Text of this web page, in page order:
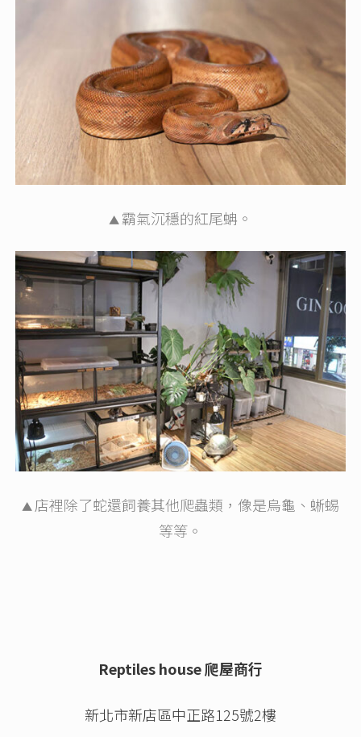
▲ 霸氣沉穩的紅尾蚺。
▲ 店裡除了蛇還飼養其他爬蟲類，像是烏龜、蜥蜴
等等。
Reptiles house 爬屋商行
新北市新店區中正路125號2樓